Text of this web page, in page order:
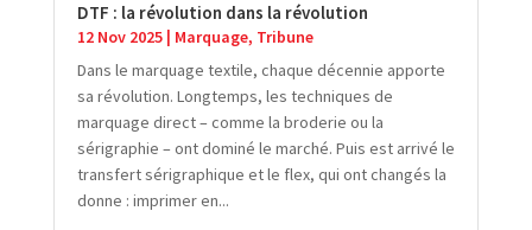
DTF : la révolution dans la révolution
12 Nov 2025| Marquage, Tribune
Dans le marquage textile, chaque décennie apporte
sa révolution. Longtemps, les techniques de
marquage direct – comme la broderie ou la
sérigraphie – ont dominé le marché. Puis est arrivé le
transfert sérigraphique et le flex, qui ont changés la
donne : imprimer en...